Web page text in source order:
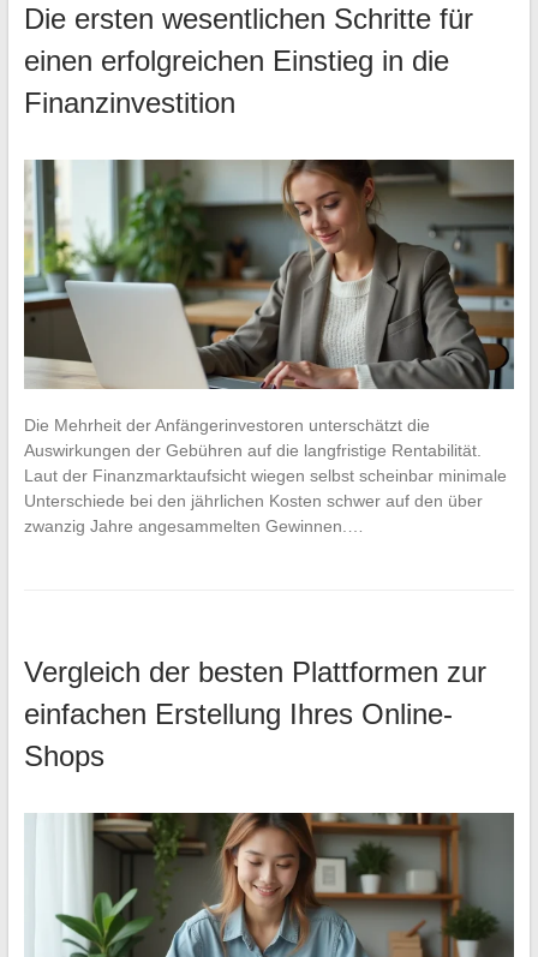
Die ersten wesentlichen Schritte für
einen erfolgreichen Einstieg in die
Finanzinvestition
Die Mehrheit der Anfängerinvestoren unterschätzt die
Auswirkungen der Gebühren auf die langfristige Rentabilität.
Laut der Finanzmarktaufsicht wiegen selbst scheinbar minimale
Unterschiede bei den jährlichen Kosten schwer auf den über
zwanzig Jahre angesammelten Gewinnen.…
Vergleich der besten Plattformen zur
einfachen Erstellung Ihres Online-
Shops